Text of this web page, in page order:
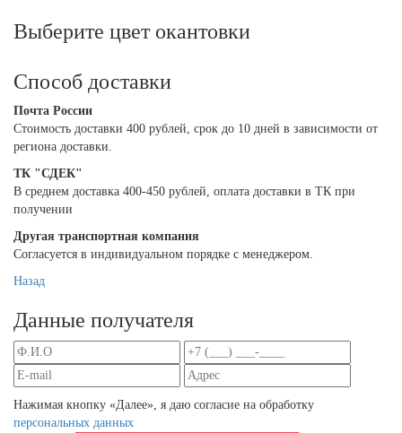
Выберите цвет окантовки
Способ доставки
Почта России
Cтоимость доставки 400 рублей, срок до 10 дней в зависимости от
региона доставки.
ТК "СДЕК"
В среднем доставка 400-450 рублей, оплата доставки в ТК при
получении
Другая транспортная компания
Согласуется в индивидуальном порядке с менеджером.
Назад
Данные получателя
Нажимая кнопку «Далее», я даю согласие на обработку
персональных данных